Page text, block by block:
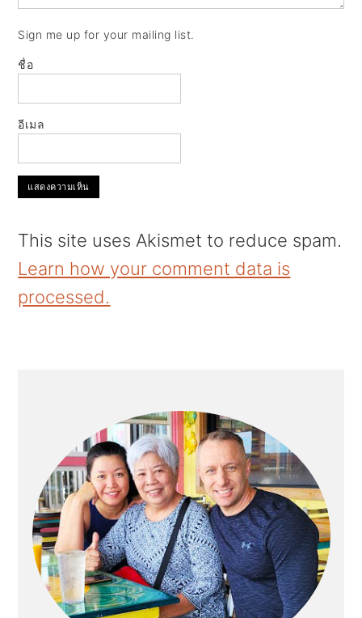
Sign me up for your mailing list.
ชื่อ
อีเมล
This site uses Akismet to reduce spam.
Learn how your comment data is
processed.